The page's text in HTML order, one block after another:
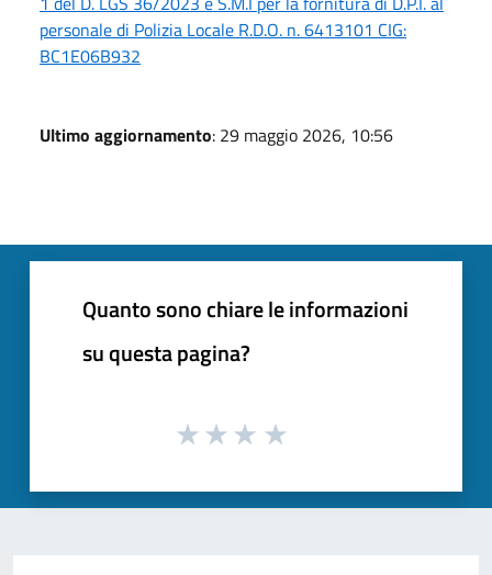
personale di Polizia Locale R.D.O. n. 6413101 CIG:
BC1E06B932
Ultimo aggiornamento: 29 maggio 2026, 10:56
Quanto sono chiare le informazioni
su questa pagina?